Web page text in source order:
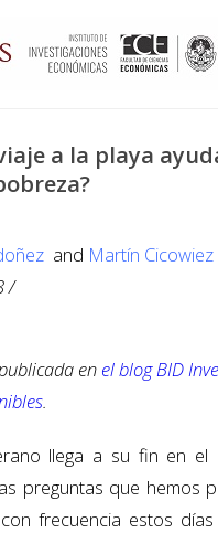
a la playa
and Martín Cicowiez
/
en el blog BID
.
llega a su fin en el
preguntas que hemos
frecuencia estos días